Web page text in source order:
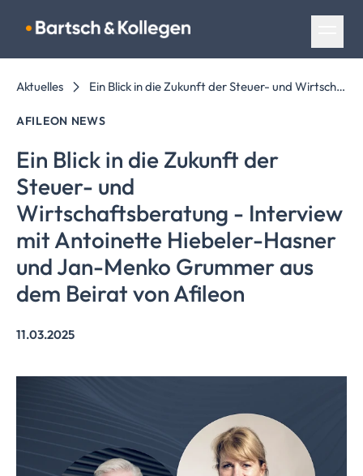
Navigation überspringen
Aktuelles Ein Blick in die Zukunft der Steuer- und Wirtschaftsberatung - Interview mit Antoinette Hiebeler-Hasner und Jan-Menko Grummer aus dem Beirat von Afileon
AFILEON NEWS
Ein Blick in die Zukunft der
Steuer- und
Wirtschaftsberatung - Interview
mit Antoinette Hiebeler-Hasner
und Jan-Menko Grummer aus
dem Beirat von Afileon
11.03.2025